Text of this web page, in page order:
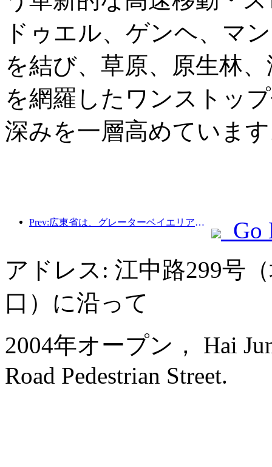
ドゥエル、ゲンヘ、マ
を結び、草原、原生林
を網羅したワンストッ
深みを一層高めていま
Prev:広東省は、グレーターベイエリアを世界クラスの観光地にするためのサービス産業能力拡大計画を発表した。
Go
アドレス: 江中路299号
口）に沿って
2004年オープン， Hai
Road Pedestrian Street.